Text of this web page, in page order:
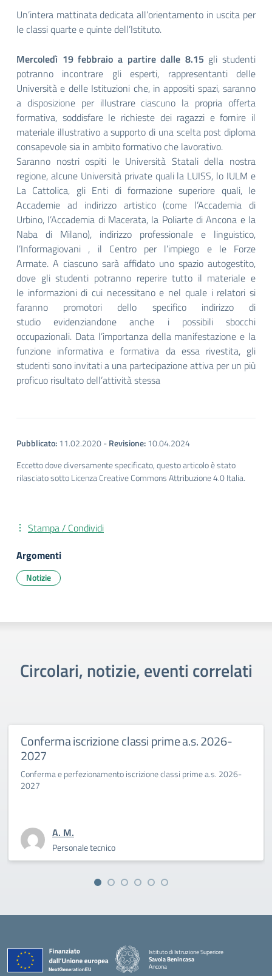
Un’intera mattinata dedicata all’orientamento in uscita per
le classi quarte e quinte dell’Istituto.
Mercoledì 19 febbraio a partire dalle 8.15 gli studenti
potranno incontrare gli esperti, rappresentanti delle
Università e delle Istituzioni che, in appositi spazi, saranno
a disposizione per illustrare ciascuno la propria offerta
formativa, soddisfare le richieste dei ragazzi e fornire il
materiale illustrativo a supporto di una scelta post diploma
consapevole sia in ambito formativo che lavorativo.
Saranno nostri ospiti le Università Statali della nostra
regione, alcune Università private quali la LUISS, lo IULM e
La Cattolica, gli Enti di formazione superiore quali, le
Accademie ad indirizzo artistico (come l’Accademia di
Urbino, l’Accademia di Macerata, la Poliarte di Ancona e la
Naba di Milano), indirizzo professionale e linguistico,
l’Informagiovani , il Centro per l’impiego e le Forze
Armate. A ciascuno sarà affidato uno spazio autogestito,
dove gli studenti potranno reperire tutto il materiale e
le informazioni di cui necessitano e nel quale i relatori si
faranno promotori dello specifico indirizzo di
studio evidenziandone anche i possibili sbocchi
occupazionali. Data l’importanza della manifestazione e la
funzione informativa e formativa da essa rivestita, gli
studenti sono invitati a una partecipazione attiva per un più
proficuo risultato dell’attività stessa
Pubblicato:11.02.2020-Revisione:10.04.2024
Eccetto dove diversamente specificato, questo articolo è stato
rilasciato sotto Licenza Creative Commons Attribuzione 4.0 Italia.
Stampa / Condividi
Argomenti
Notizie
Circolari, notizie, eventi correlati
Conferma iscrizione classi prime a.s. 2026-
2027
Conferma e perfezionamento iscrizione classi prime a.s. 2026-
2027
A. M.
Personale tecnico
Istituto di Istruzione Superiore
Savoia Benincasa
Ancona